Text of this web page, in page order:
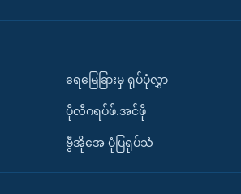
ရေမြေခြားမှ ရုပ်ပုံလွှာ
ပိုလီဂရပ်ဖ်.အင်ဖို
ဗွီအိုအေ ပုံပြရုပ်သံ